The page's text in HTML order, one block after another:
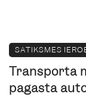
SATIKSMES
Transporta
pagasta